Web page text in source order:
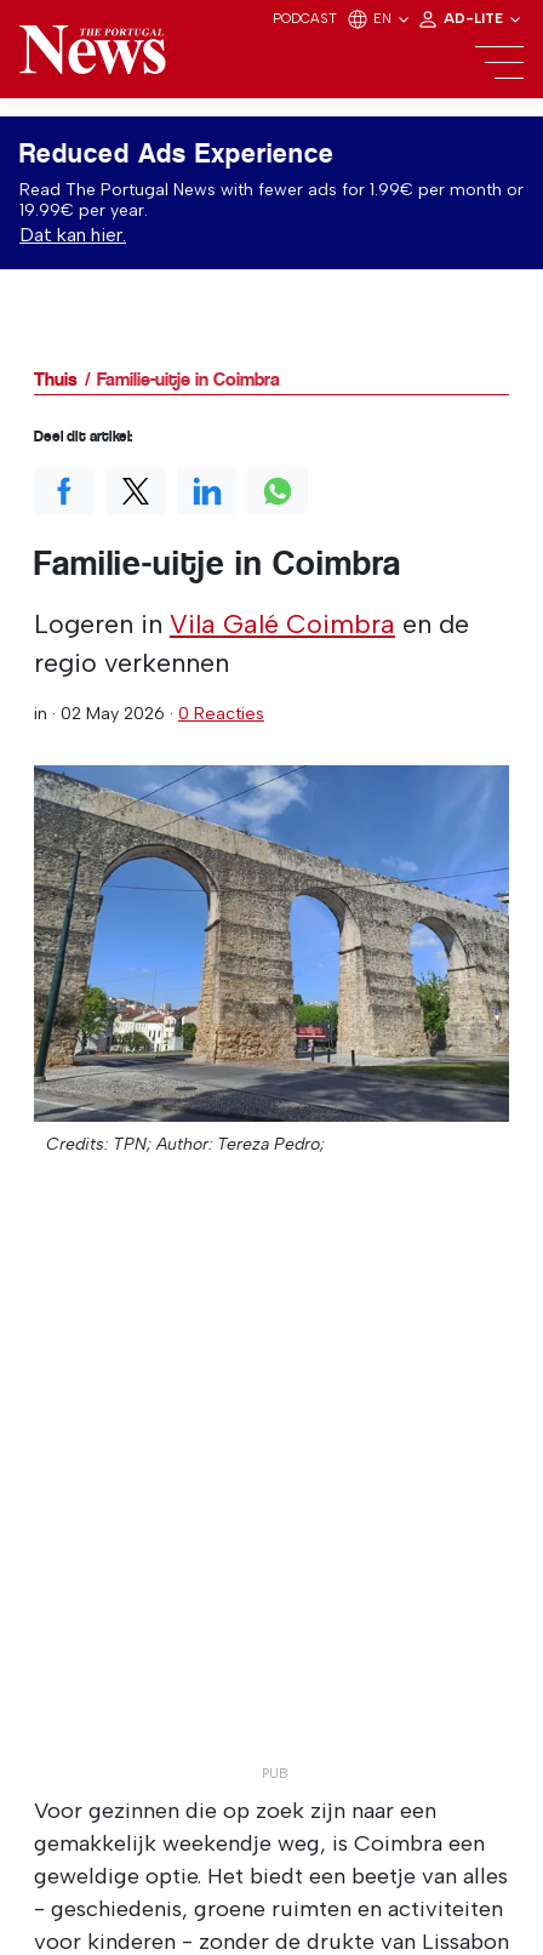
PODCAST EN AD-LITE
Reduced Ads Experience
Read The Portugal News with fewer ads for 1.99€ per month or
19.99€ per year.
Dat kan hier.
Thuis Familie-uitje in Coimbra
Familie-uitje in Coimbra
Logeren in Vila Galé Coimbra en de
regio verkennen
in · 02 May 2026 · 0 Reacties
Credits: TPN; Author: Tereza Pedro;
Voor gezinnen die op zoek zijn naar een
gemakkelijk weekendje weg, is Coimbra een
geweldige optie. Het biedt een beetje van alles
- geschiedenis, groene ruimten en activiteiten
voor kinderen - zonder de drukte van Lissabon
Deel dit artikel: